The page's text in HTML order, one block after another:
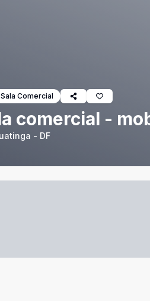
Sala Comercial
comercial -
- DF